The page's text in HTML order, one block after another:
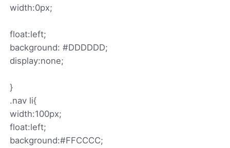
width:0px;
float:left;
background: #DDDDDD;
display:none;
}
.nav li{
width:100px;
float:left;
background:#FFCCCC;